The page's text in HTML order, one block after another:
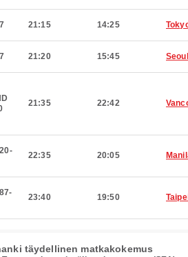
21:15 14:25
21:20 15:45 Seoul
21:35 22:42
22:35 20:05
23:40 19:50
täydellinen matkakokemus